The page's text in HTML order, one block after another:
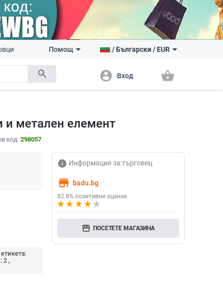
search
Помощ /Български/ EUR
account_circle Вход shopping_basket
метален елемент
код: 298057
2
info Информация за търговец
store badu.bg
82.8% позитивни оценки
storefront ПОСЕТЕТЕ МАГАЗИНА